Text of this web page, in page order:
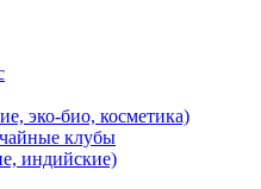
эко-био, косметика)
клубы
индийские)